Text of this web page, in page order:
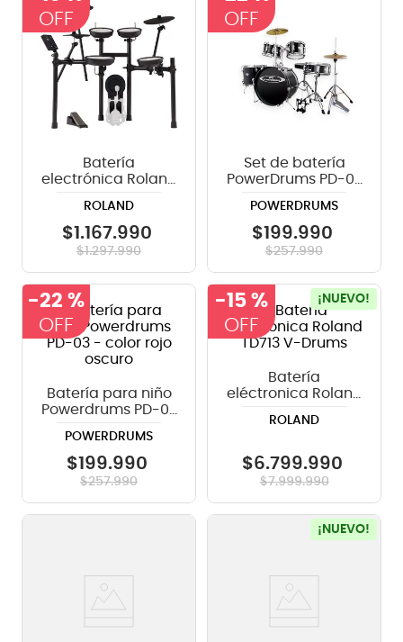
Batería
electrónica Roland
ROLAND
$1 .167.990
$1.297.990
Set de batería
PowerDrums PD-03
POWERDRUMS
$199.990
$257.990
-22 %
Batería para niño
Powerdrums PD-03
POWERDRUMS
$199.990
$257.990
-15 % ¡NUEVO!
Batería
eléctronica Roland
ROLAND
$6.799.990
$7.999.990
¡NUEVO!
teclado
micrófono